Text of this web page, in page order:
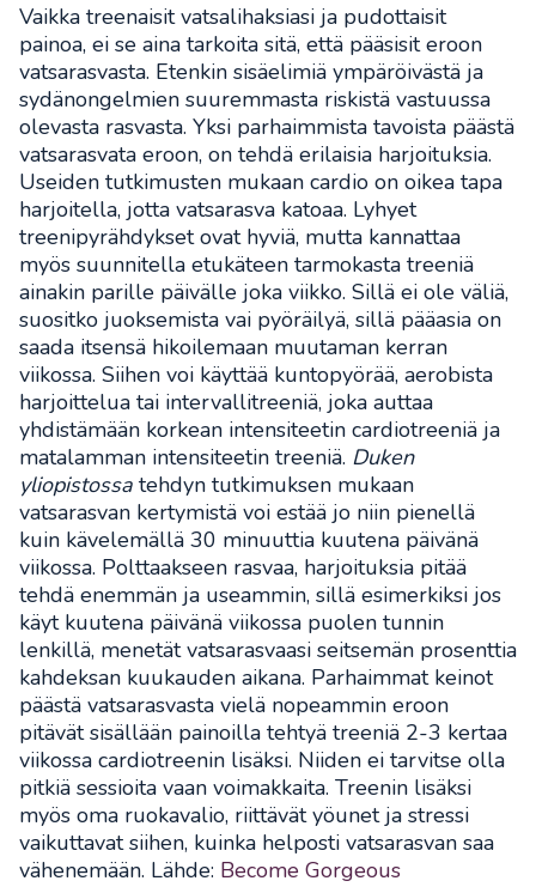
Vaikka treenaisit vatsalihaksiasi ja pudottaisit
painoa, ei se aina tarkoita sitä, että pääsisit eroon
vatsarasvasta. Etenkin sisäelimiä ympäröivästä ja
sydänongelmien suuremmasta riskistä vastuussa
olevasta rasvasta. Yksi parhaimmista tavoista päästä
vatsarasvata eroon, on tehdä erilaisia harjoituksia.
Useiden tutkimusten mukaan cardio on oikea tapa
harjoitella, jotta vatsarasva katoaa. Lyhyet
treenipyrähdykset ovat hyviä, mutta kannattaa
myös suunnitella etukäteen tarmokasta treeniä
ainakin parille päivälle joka viikko. Sillä ei ole väliä,
suositko juoksemista vai pyöräilyä, sillä pääasia on
saada itsensä hikoilemaan muutaman kerran
viikossa. Siihen voi käyttää kuntopyörää, aerobista
harjoittelua tai intervallitreeniä, joka auttaa
yhdistämään korkean intensiteetin cardiotreeniä ja
matalamman intensiteetin treeniä. Duken
yliopistossa tehdyn tutkimuksen mukaan
vatsarasvan kertymistä voi estää jo niin pienellä
kuin kävelemällä 30 minuuttia kuutena päivänä
viikossa. Polttaakseen rasvaa, harjoituksia pitää
tehdä enemmän ja useammin, sillä esimerkiksi jos
käyt kuutena päivänä viikossa puolen tunnin
lenkillä, menetät vatsarasvaasi seitsemän prosenttia
kahdeksan kuukauden aikana. Parhaimmat keinot
päästä vatsarasvasta vielä nopeammin eroon
pitävät sisällään painoilla tehtyä treeniä 2-3 kertaa
viikossa cardiotreenin lisäksi. Niiden ei tarvitse olla
pitkiä sessioita vaan voimakkaita. Treenin lisäksi
myös oma ruokavalio, riittävät yöunet ja stressi
vaikuttavat siihen, kuinka helposti vatsarasvan saa
vähenemään. Lähde: Become Gorgeous